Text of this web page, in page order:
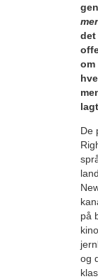
det
om
De
på
og